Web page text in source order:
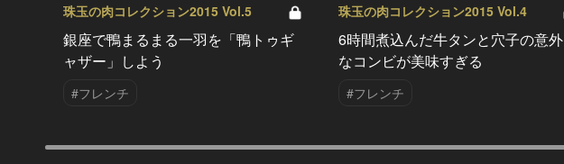
珠玉の肉コレクション2015 Vol.5
銀座で鴨まるまる一羽を「鴨トゥギ
ャザー」しよう
#フレンチ
珠玉の肉コレクション2015 Vol.4
6時間煮込んだ牛タンと穴子の意外
なコンビが美味すぎる
#フレンチ